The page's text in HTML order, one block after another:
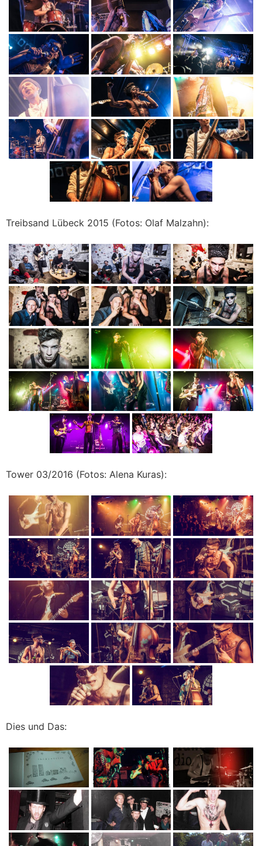
Treibsand Lübeck 2015 (Fotos: Olaf Malzahn):
Tower 03/2016 (Fotos: Alena Kuras):
Dies und Das: